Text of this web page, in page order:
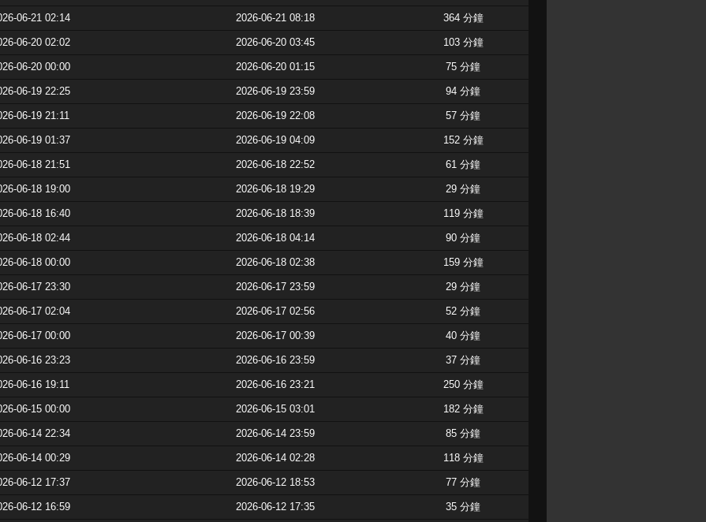
06-21 02:14 2026-06-21 08:18 364 分鐘
06-20 02:02 2026-06-20 03:45 103 分鐘
06-20 00:00 2026-06-20 01:15 75 分鐘
06-19 22:25 2026-06-19 23:59 94 分鐘
06-19 21:11 2026-06-19 22:08 57 分鐘
06-19 01:37 2026-06-19 04:09 152 分鐘
06-18 21:51 2026-06-18 22:52 61 分鐘
06-18 19:00 2026-06-18 19:29 29 分鐘
06-18 16:40 2026-06-18 18:39 119 分鐘
06-18 02:44 2026-06-18 04:14 90 分鐘
06-18 00:00 2026-06-18 02:38 159 分鐘
06-17 23:30 2026-06-17 23:59 29 分鐘
06-17 02:04 2026-06-17 02:56 52 分鐘
06-17 00:00 2026-06-17 00:39 40 分鐘
06-16 23:23 2026-06-16 23:59 37 分鐘
06-16 19:11 2026-06-16 23:21 250 分鐘
06-15 00:00 2026-06-15 03:01 182 分鐘
06-14 22:34 2026-06-14 23:59 85 分鐘
06-14 00:29 2026-06-14 02:28 118 分鐘
06-12 17:37 2026-06-12 18:53 77 分鐘
06-12 16:59 2026-06-12 17:35 35 分鐘